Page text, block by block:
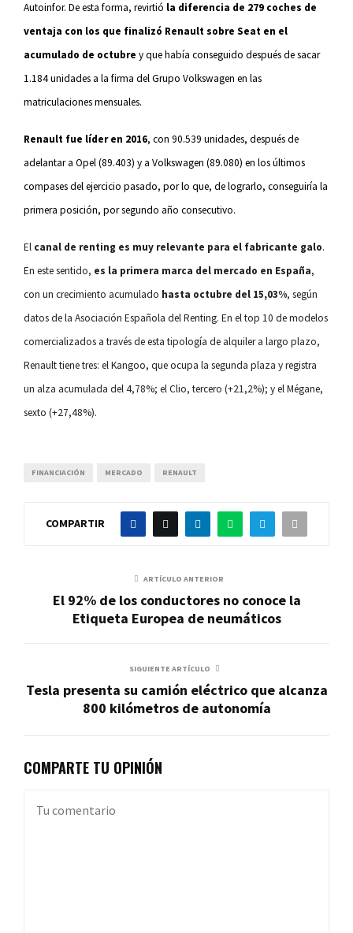
Autoinfor. De esta forma, revirtió la diferencia de 279 coches de
ventaja con los que finalizó Renault sobre Seat en el
acumulado de octubre y que había conseguido después de sacar
1.184 unidades a la firma del Grupo Volkswagen en las
matriculaciones mensuales.
Renault fue líder en 2016, con 90.539 unidades, después de
adelantar a Opel (89.403) y a Volkswagen (89.080) en los últimos
compases del ejercicio pasado, por lo que, de lograrlo, conseguiría la
primera posición, por segundo año consecutivo.
El canal de renting es muy relevante para el fabricante galo.
En este sentido, es la primera marca del mercado en España,
con un crecimiento acumulado hasta octubre del 15,03%, según
datos de la Asociación Española del Renting. En el top 10 de modelos
comercializados a través de esta tipología de alquiler a largo plazo,
Renault tiene tres: el Kangoo, que ocupa la segunda plaza y registra
un alza acumulada del 4,78%; el Clio, tercero (+21,2%); y el Mégane,
sexto (+27,48%).
FINANCIACIÓN MERCADO RENAULT
COMPARTIR
ARTÍCULO ANTERIOR
El 92% de los conductores no conoce la
Etiqueta Europea de neumáticos
SIGUIENTE ARTÍCULO
Tesla presenta su camión eléctrico que alcanza
800 kilómetros de autonomía
COMPARTE TU OPINIÓN